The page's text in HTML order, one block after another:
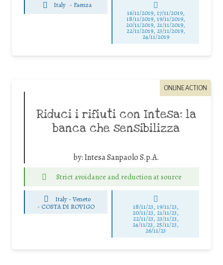
Italy - Faenza
16/11/2019, 17/11/2019,
18/11/2019, 19/11/2019,
20/11/2019, 21/11/2019,
22/11/2019, 23/11/2019,
24/11/2019
ONLINE ACTION
Riduci i rifiuti con Intesa: la
banca che sensibilizza
by:Intesa Sanpaolo S.p.A.
Strict avoidance and reduction at source
Italy - Veneto
- COSTA DI ROVIGO 18/11/23, 19/11/23,
20/11/23, 21/11/23,
22/11/23, 23/11/23,
24/11/23, 25/11/23,
26/11/23